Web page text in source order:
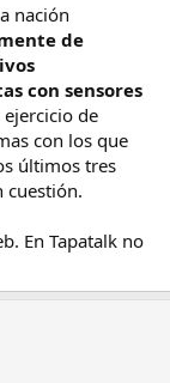
nación
de
con sensores
ejercicio de
con los que
últimos tres
cuestión.
En Tapatalk no